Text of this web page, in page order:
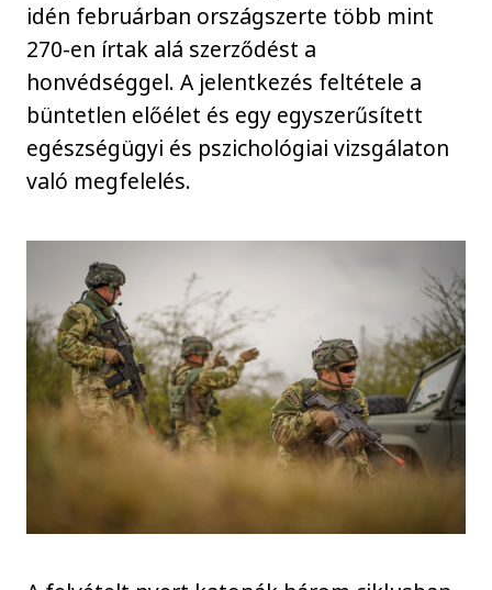
idén februárban országszerte több mint
270-en írtak alá szerződést a
honvédséggel. A jelentkezés feltétele a
büntetlen előélet és egy egyszerűsített
egészségügyi és pszichológiai vizsgálaton
való megfelelés.